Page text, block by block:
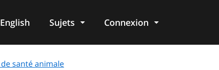
English Sujets Connexion
santé animale